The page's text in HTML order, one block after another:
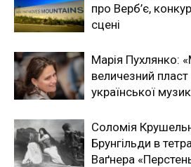
про Верб’є,
сцені
Марія Пухлянко:
величезний
української
Соломія
Брунгільди в
Ваґнера